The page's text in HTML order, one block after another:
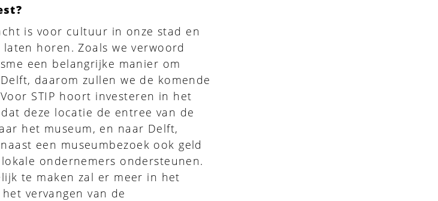
is voor cultuur in onze stad en
horen. Zoals we verwoord
een belangrijke manier om
daarom zullen we de komende
STIP hoort investeren in het
deze locatie de entree van de
het museum, en naar Delft,
een museumbezoek ook geld
ondernemers ondersteunen.
te maken zal er meer in het
vervangen van de